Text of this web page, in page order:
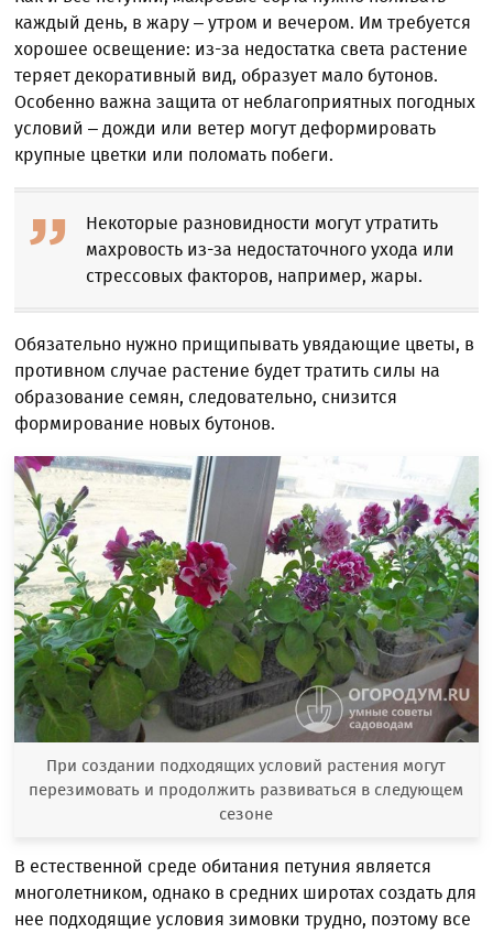
каждый день, в жару – утром и вечером. Им требуется
хорошее освещение: из-за недостатка света растение
теряет декоративный вид, образует мало бутонов.
Особенно важна защита от неблагоприятных погодных
условий – дожди или ветер могут деформировать
крупные цветки или поломать побеги.
Некоторые разновидности могут утратить
махровость из-за недостаточного ухода или
стрессовых факторов, например, жары.
Обязательно нужно прищипывать увядающие цветы, в
противном случае растение будет тратить силы на
образование семян, следовательно, снизится
формирование новых бутонов.
При создании подходящих условий растения могут
перезимовать и продолжить развиваться в следующем
сезоне
В естественной среде обитания петуния является
многолетником, однако в средних широтах создать для
нее подходящие условия зимовки трудно, поэтому все